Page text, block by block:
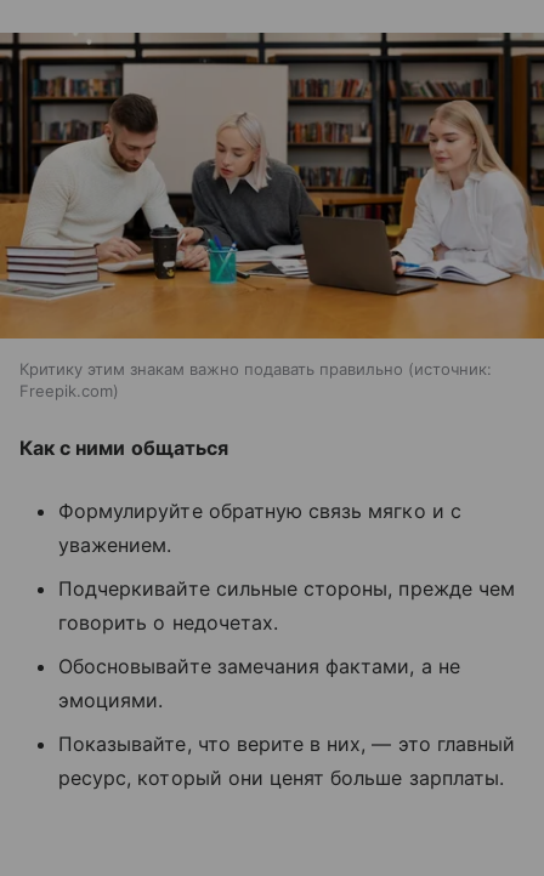
Критику этим знакам важно подавать правильно
источник:
Freepik.com
Как с ними общаться
Формулируйте обратную связь мягко и с
уважением.
Подчеркивайте сильные стороны, прежде чем
говорить о недочетах.
Обосновывайте замечания фактами, а не
эмоциями.
Показывайте, что верите в них, — это главный
ресурс, который они ценят больше зарплаты.